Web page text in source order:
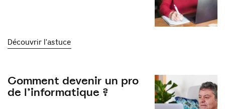
Découvrir l'astuce
Comment devenir un pro
de l’informatique ?